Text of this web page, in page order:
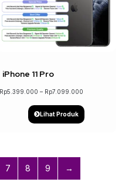
iPhone 11 Pro
Rp5.399.000 – Rp7.099.000
Lihat Produk
7 8 9 →